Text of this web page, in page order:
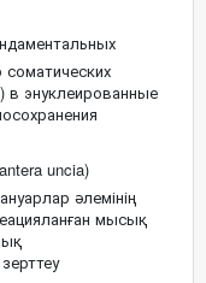
в энуклеированные
uncia)
әлемінің
мысық